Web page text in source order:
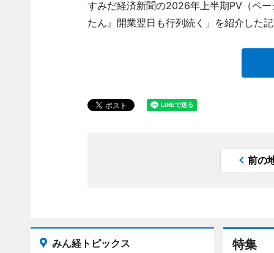
すみだ経済新聞の2026年上半期PV（ペ
たん』開業翌日も行列続く」を紹介した
前の
特集
みん経トピックス